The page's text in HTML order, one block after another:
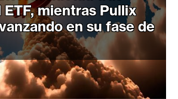
ETF, mientras Pullix
en su fase de